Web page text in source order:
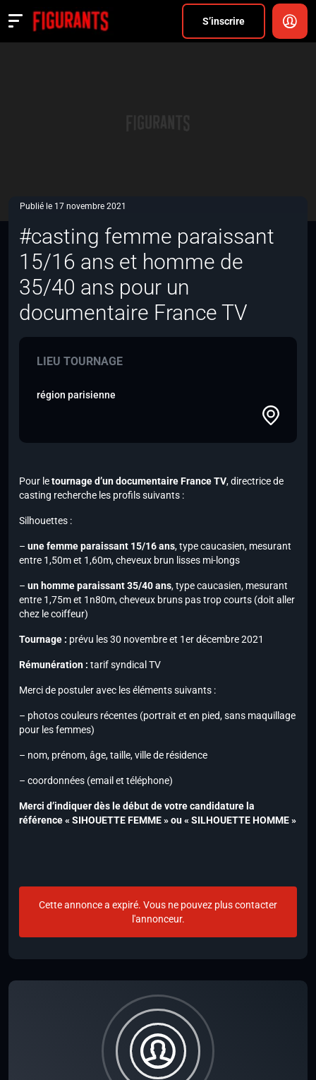
S’inscrire
Actualités
Publié le 17 novembre 2021
#casting femme paraissant
15/16 ans et homme de
35/40 ans pour un
documentaire France TV
LIEU TOURNAGE
région parisienne
Pour letournage d’un documentaire France TV, directrice de
casting recherche les profils suivants :
Silhouettes :
– une femme paraissant 15/16 ans, type caucasien, mesurant
entre 1,50m et 1,60m, cheveux brun lisses mi-longs
– un homme paraissant 35/40 ans, type caucasien, mesurant
entre 1,75m et 1n80m, cheveux bruns pas trop courts (doit aller
chez le coiffeur)
Tournage : prévu les 30 novembre et 1er décembre 2021
Rémunération : tarif syndical TV
Merci de postuler avec les éléments suivants :
– photos couleurs récentes (portrait et en pied, sans maquillage
pour les femmes)
– nom, prénom, âge, taille, ville de résidence
– coordonnées (email et téléphone)
Merci d’indiquer dès le début de votre candidature la
référence « SIHOUETTE FEMME » ou « SILHOUETTE HOMME »
Cette annonce a expiré. Vous ne pouvez plus contacter
l'annonceur.